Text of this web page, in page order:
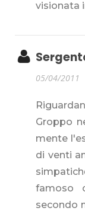
visionata
05/04/2011
Groppo
mente
di venti
famoso
secondo